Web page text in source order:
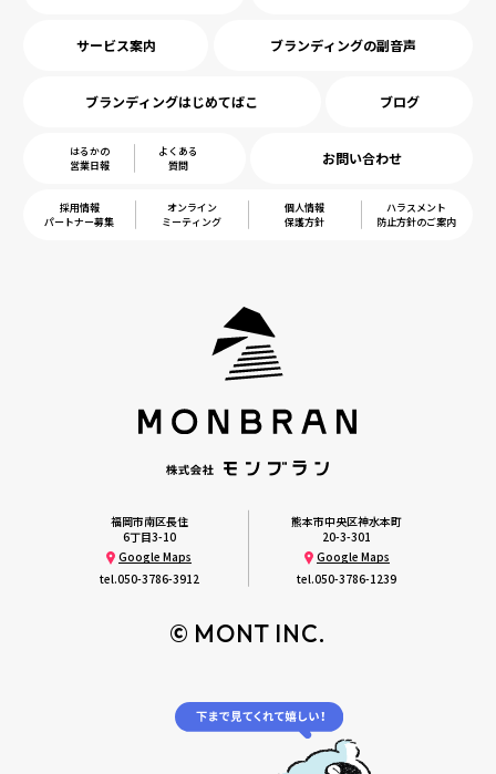
サービス案内 ブランディングの副音声
ブランディングはじめてばこ ブログ
はるかの
営業日報
よくある
質問
お問い合わせ
採用情報
パートナー募集
オンライン
ミーティング
個人情報
保護方針
ハラスメント
防止方針のご案内
福岡市南区長住
6丁目3-10
Google Maps
tel.050-3786-3912
熊本市中央区神水本町
20-3-301
Google Maps
tel.050-3786-1239
© MONT INC.